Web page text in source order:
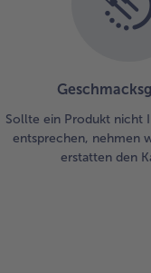
Sollte ein Produkt nicht
entsprechen, nehmen
erstatten den